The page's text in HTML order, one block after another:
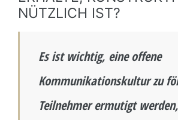
NÜTZLICH IST?
Es ist wichtig, eine offene
Kommunikationskultur zu
Teilnehmer ermutigt